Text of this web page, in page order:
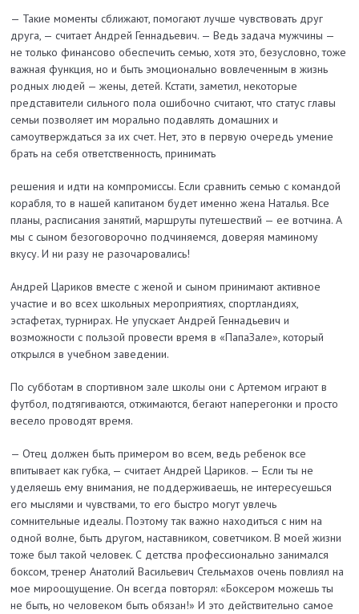
— Такие моменты сближают, помогают лучше чувствовать друг
друга, — считает Андрей Геннадьевич. — Ведь задача мужчины —
не только финансово обеспечить семью, хотя это, безусловно, тоже
важная функция, но и быть эмоционально вовлеченным в жизнь
родных людей — жены, детей. Кстати, заметил, некоторые
представители сильного пола ошибочно считают, что статус главы
семьи позволяет им морально подавлять домашних и
самоутверждаться за их счет. Нет, это в первую очередь умение
брать на себя ответ­ственность, принимать
решения и идти на компромиссы. Если сравнить семью с командой
корабля, то в нашей капитаном будет именно жена Наталья. Все
планы, расписания занятий, маршруты путешествий — ее вотчина. А
мы с сыном безоговорочно подчиняемся, доверяя маминому
вкусу. И ни разу не разочаровались!
Андрей Цариков вместе с женой и сыном принимают активное
участие и во всех школьных мероприятиях, спортландиях,
эстафетах, турнирах. Не упускает Андрей Геннадьевич и
возможности с пользой провести время в «ПапаЗале», который
открылся в учебном заведении.
По субботам в спортивном зале школы они с Артемом играют в
футбол, подтягиваются, отжимаются, бегают наперегонки и просто
весело проводят время.
— Отец должен быть примером во всем, ведь ребенок все
впитывает как губка, — считает Андрей Цариков. — Если ты не
уделяешь ему внимания, не поддерживаешь, не интересуешься
его мыслями и чувствами, то его быстро могут увлечь
сомнительные идеалы. Поэтому так важно находиться с ним на
одной волне, быть другом, наставником, советчиком. В моей жизни
тоже был такой человек. С детства профессионально занимался
боксом, тренер Анатолий Васильевич Стельмахов очень повлиял на
мое мироощущение. Он всегда повторял: «Боксером можешь ты
не быть, но человеком быть обязан!» И это действительно самое